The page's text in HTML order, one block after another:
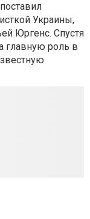
Украины,
Юргенс. Спустя
главную роль в